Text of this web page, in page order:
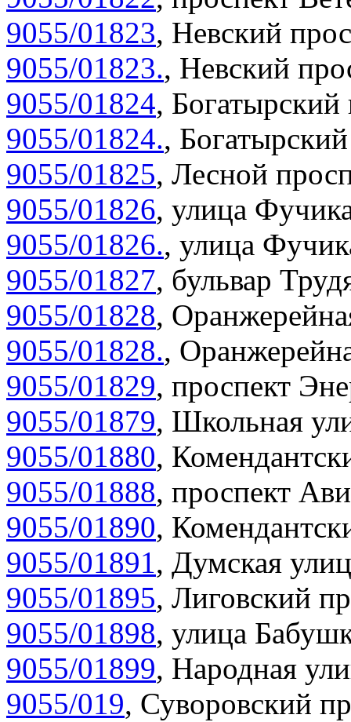
9055/01823, Невский
9055/01823., Невский
9055/01824, Богатырский
9055/01824.,
9055/01825, Лесной
9055/01826, улица
9055/01826., улица
9055/01827, бульвар
9055/01828,
9055/01828.,
9055/01829, проспект
9055/01879, Школьная
9055/01880,
9055/01888, проспект
9055/01890,
9055/01891, Думская
9055/01895, Лиговский
9055/01898, улица
9055/01899, Народная
9055/019, Суворовский